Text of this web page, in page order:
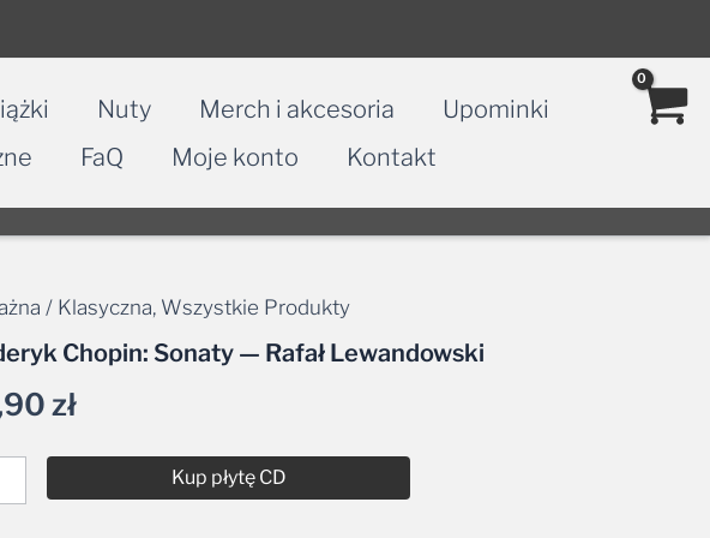
Nuty Merch i akcesoria
Upominki
FaQ Moje konto Kontakt
/ Klasyczna, Wszystkie Produkty
Chopin: Sonaty — Rafał Lewandowski
zł
Kup płytę CD